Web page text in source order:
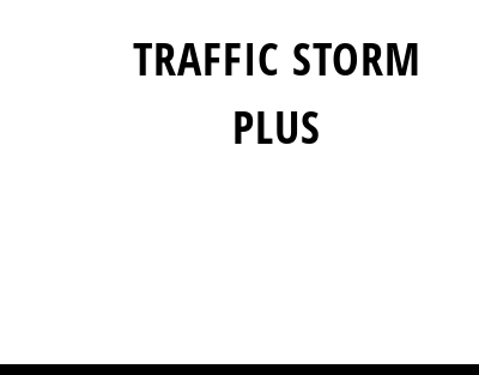
TRAFFIC STORM
PLUS